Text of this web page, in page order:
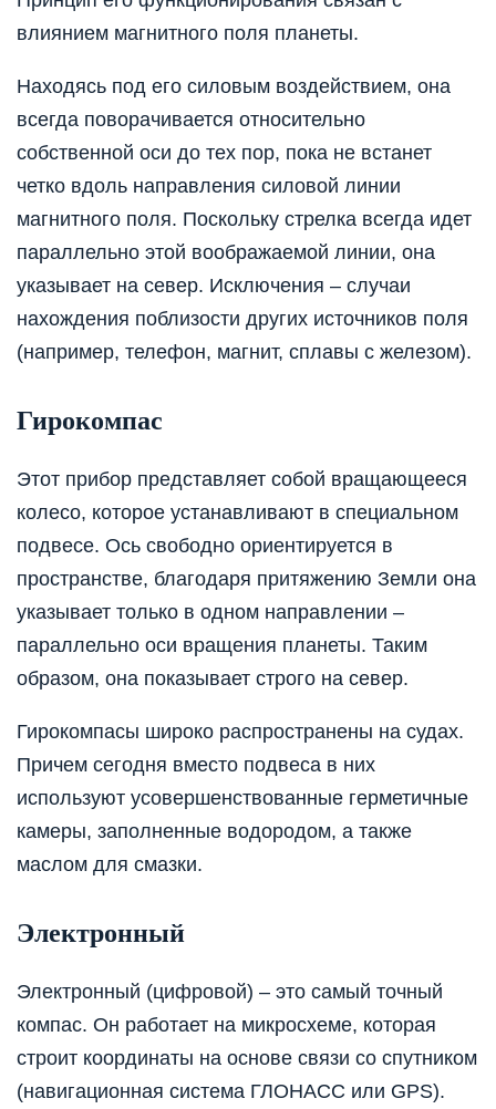
влиянием магнитного поля планеты.
Находясь под его силовым воздействием, она
всегда поворачивается относительно
собственной оси до тех пор, пока не встанет
четко вдоль направления силовой линии
магнитного поля. Поскольку стрелка всегда идет
параллельно этой воображаемой линии, она
указывает на север. Исключения – случаи
нахождения поблизости других источников поля
(например, телефон, магнит, сплавы с железом).
Гирокомпас
Этот прибор представляет собой вращающееся
колесо, которое устанавливают в специальном
подвесе. Ось свободно ориентируется в
пространстве, благодаря притяжению Земли она
указывает только в одном направлении –
параллельно оси вращения планеты. Таким
образом, она показывает строго на север.
Гирокомпасы широко распространены на судах.
Причем сегодня вместо подвеса в них
используют усовершенствованные герметичные
камеры, заполненные водородом, а также
маслом для смазки.
Электронный
Электронный (цифровой) – это самый точный
компас. Он работает на микросхеме, которая
строит координаты на основе связи со спутником
(навигационная система ГЛОНАСС или GPS).